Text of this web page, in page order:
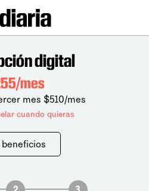
digital
mes
mes $510/mes
cuando quieras
beneficios